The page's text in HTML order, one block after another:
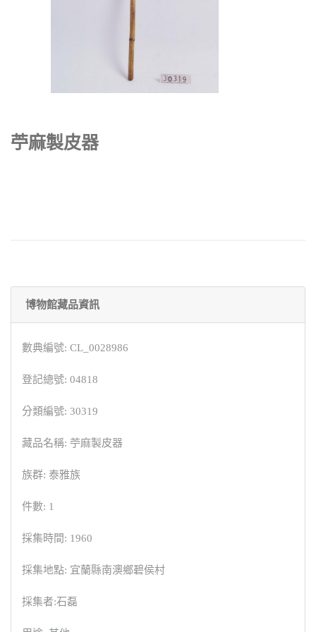
苧麻製皮器
博物館藏品資訊
數典編號: CL_0028986
登記總號: 04818
分類編號: 30319
藏品名稱: 苧麻製皮器
族群: 泰雅族
件數: 1
採集時間: 1960
採集地點: 宜蘭縣南澳鄉碧侯村
採集者:石磊